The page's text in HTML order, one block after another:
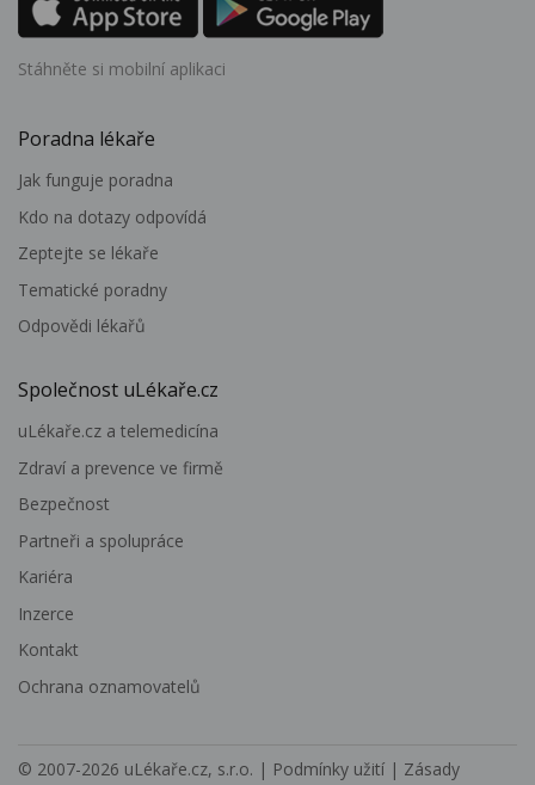
Stáhněte si mobilní aplikaci
Poradna lékaře
Jak funguje poradna
Kdo na dotazy odpovídá
Zeptejte se lékaře
Tematické poradny
Odpovědi lékařů
Společnost uLékaře.cz
uLékaře.cz a telemedicína
Zdraví a prevence ve firmě
Bezpečnost
Partneři a spolupráce
Kariéra
Inzerce
Kontakt
Ochrana oznamovatelů
© 2007-2026 uLékaře.cz, s.r.o. | Podmínky užití | Zásady